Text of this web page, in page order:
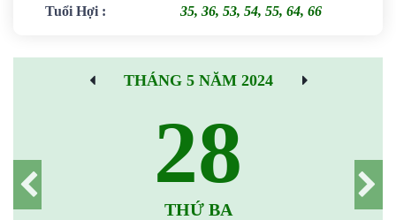
Tuổi Hợi : 35, 36, 53, 54, 55, 64, 66
THÁNG 5 NĂM 2024
28
THỨ BA